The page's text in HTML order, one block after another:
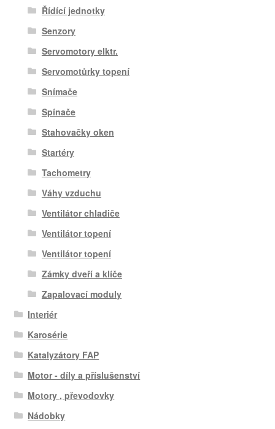
Řídící jednotky
Senzory
Servomotory elktr.
Servomotůrky topení
Snímače
Spínače
Stahovačky oken
Startéry
Tachometry
Váhy vzduchu
Ventilátor chladiče
Ventilátor topení
Ventilátor topení
Zámky dveří a klíče
Zapalovací moduly
Interiér
Karosérie
Katalyzátory FAP
Motor - díly a příslušenství
Motory , převodovky
Nádobky